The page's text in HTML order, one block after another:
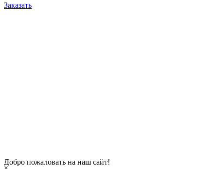
Заказать
Добро пожаловать на наш сайт!